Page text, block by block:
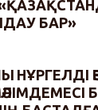
БАР»